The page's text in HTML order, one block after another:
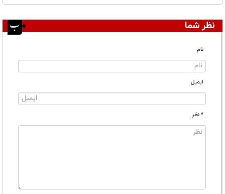
نظر شما
نام
ایمیل
* نظر